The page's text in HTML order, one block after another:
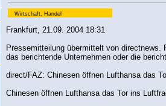
Wirtschaft, Handel
Frankfurt, 21.09. 2004 18:31
Pressemitteilung übermittelt von
das berichtende Unternehmen oder die
direct/FAZ: Chinesen öffnen Lufthansa das
Chinesen öffnen Lufthansa das Tor ins